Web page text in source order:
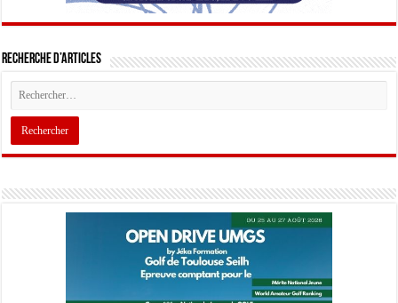
Recherche d’articles